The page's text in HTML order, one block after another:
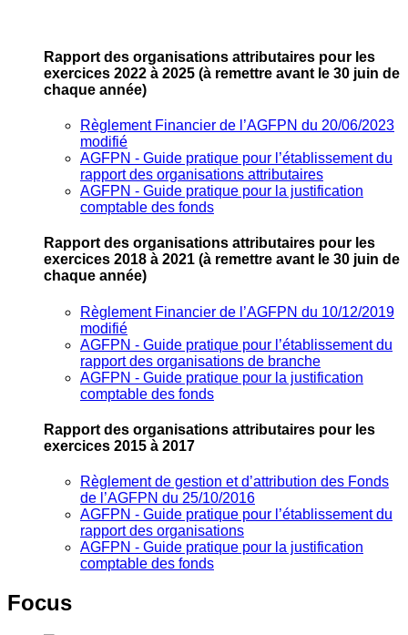
Rapport des organisations attributaires pour les
exercices 2022 à 2025 (à remettre avant le 30 juin de
chaque année)
Règlement Financier de l’AGFPN du 20/06/2023
modifié
AGFPN ‐ Guide pratique pour l’établissement du
rapport des organisations attributaires
AGFPN ‐ Guide pratique pour la justification
comptable des fonds
Rapport des organisations attributaires pour les
exercices 2018 à 2021 (à remettre avant le 30 juin de
chaque année)
Règlement Financier de l’AGFPN du 10/12/2019
modifié
AGFPN ‐ Guide pratique pour l’établissement du
rapport des organisations de branche
AGFPN ‐ Guide pratique pour la justification
comptable des fonds
Rapport des organisations attributaires pour les
exercices 2015 à 2017
Règlement de gestion et d’attribution des Fonds
de l’AGFPN du 25/10/2016
AGFPN ‐ Guide pratique pour l’établissement du
rapport des organisations
AGFPN ‐ Guide pratique pour la justification
comptable des fonds
Focus